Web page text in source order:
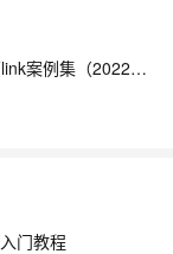
【藏经阁一起读（27）】本周推荐《Apache Flink案例集（2022版）》，你有哪些心得？
门教程